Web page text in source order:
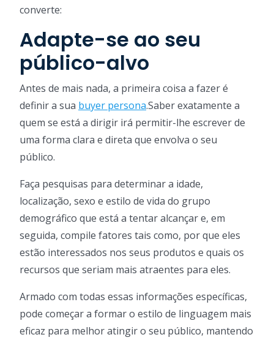
converte:
Adapte-se ao seu
público-alvo
Antes de mais nada, a primeira coisa a fazer é
definir a sua buyer persona.Saber exatamente a
quem se está a dirigir irá permitir-lhe escrever de
uma forma clara e direta que envolva o seu
público.
Faça pesquisas para determinar a idade,
localização, sexo e estilo de vida do grupo
demográfico que está a tentar alcançar e, em
seguida, compile fatores tais como, por que eles
estão interessados ​​nos seus produtos e quais os
recursos que seriam mais atraentes para eles.
Armado com todas essas informações específicas,
pode começar a formar o estilo de linguagem mais
eficaz para melhor atingir o seu público, mantendo